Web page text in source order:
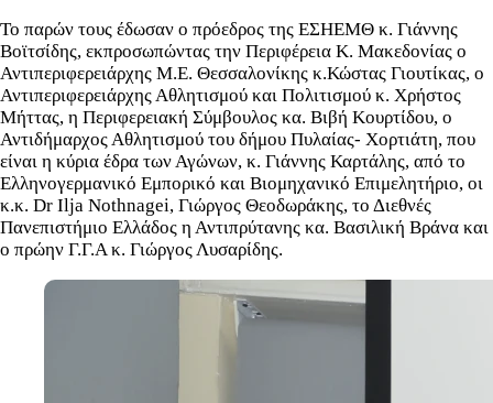
Το παρών τους έδωσαν ο πρόεδρος της ΕΣΗΕΜΘ κ. Γιάννης
Βοϊτσίδης, εκπροσωπώντας την Περιφέρεια Κ. Μακεδονίας ο
Αντιπεριφερειάρχης Μ.Ε. Θεσσαλονίκης κ.Κώστας Γιουτίκας, ο
Αντιπεριφερειάρχης Αθλητισμού και Πολιτισμού κ. Χρήστος
Μήττας, η Περιφερειακή Σύμβουλος κα. Βιβή Κουρτίδου, ο
Αντιδήμαρχος Αθλητισμού του δήμου Πυλαίας- Χορτιάτη, που
είναι η κύρια έδρα των Αγώνων, κ. Γιάννης Καρτάλης, από το
Ελληνογερμανικό Εμπορικό και Βιομηχανικό Επιμελητήριο, οι
κ.κ. Dr Ilja Nothnagei, Γιώργος Θεοδωράκης, το Διεθνές
Πανεπιστήμιο Ελλάδος η Αντιπρύτανης κα. Βασιλική Βράνα και
ο πρώην Γ.Γ.Α κ. Γιώργος Λυσαρίδης.